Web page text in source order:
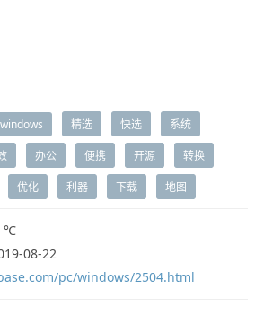
windows 精选 快选 系统
办公 便携 开源 转换
优化 利器 下载 地图
℃
08-22
pc/windows/2504.html